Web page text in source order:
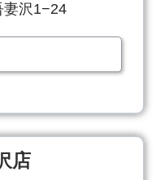
妻沢1−24
店